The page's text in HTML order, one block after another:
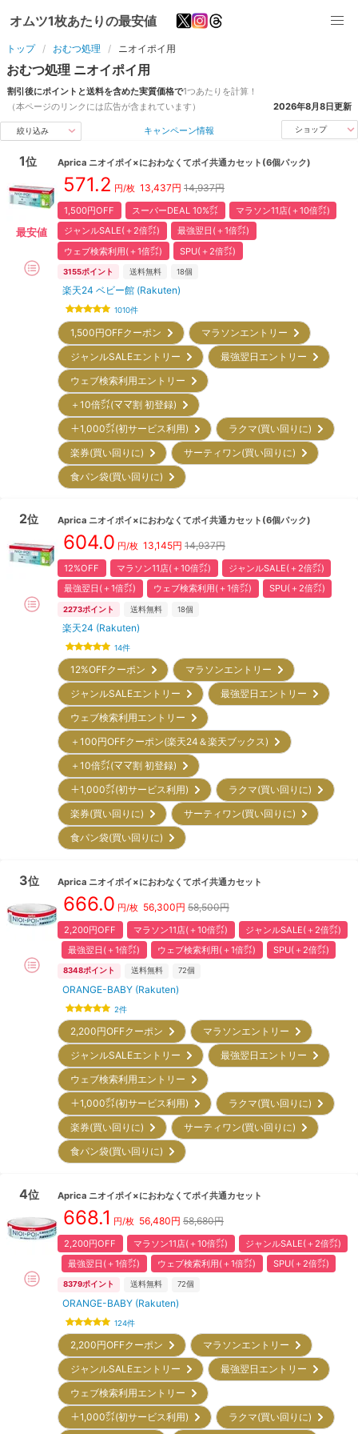
オムツ1枚あたりの最安値
トップ おむつ処理 ニオイポイ用
おむつ処理 ニオイポイ用
割引後にポイントと送料を含めた実質価格で1つあたりを計算！
（本ページのリンクには広告が含まれています）
2026年8月8日更新
絞り込み キャンペーン情報 ショップ
1位
最安値
Aprica ニオイポイ×におわなくてポイ共通カセット(6個パック)
571.2 円/枚 13,437円 14,937円
1,500円OFF スーパーDEAL 10%㌽
マラソン11店(＋10倍㌽)
ジャンルSALE(＋2倍㌽)
最強翌日(＋1倍㌽)
ウェブ検索利用(＋1倍㌽)
SPU(＋2倍㌽)
3155ポイント 送料無料 18個
楽天24 ベビー館 (Rakuten)
1010件
1,500円OFFクーポン
マラソンエントリー
ジャンルSALEエントリー
最強翌日エントリー
ウェブ検索利用エントリー
＋10倍㌽(ママ割 初登録)
＋1,000㌽(初サービス利用)
ラクマ(買い回りに)
楽券(買い回りに)
サーティワン(買い回りに)
食パン袋(買い回りに)
2位 Aprica ニオイポイ×におわなくてポイ共通カセット(6個パック)
604.0 円/枚 13,145円 14,937円
12%OFF マラソン11店(＋10倍㌽)
ジャンルSALE(＋2倍㌽)
最強翌日(＋1倍㌽)
ウェブ検索利用(＋1倍㌽) SPU(＋2倍㌽)
2273ポイント 送料無料 18個
楽天24 (Rakuten)
14件
12%OFFクーポン
マラソンエントリー
ジャンルSALEエントリー
最強翌日エントリー
ウェブ検索利用エントリー
＋100円OFFクーポン(楽天24＆楽天ブックス)
＋10倍㌽(ママ割 初登録)
＋1,000㌽(初サービス利用)
ラクマ(買い回りに)
楽券(買い回りに)
サーティワン(買い回りに)
食パン袋(買い回りに)
3位 Aprica ニオイポイ×におわなくてポイ共通カセット
666.0 円/枚 56,300円 58,500円
2,200円OFF マラソン11店(＋10倍㌽)
ジャンルSALE(＋2倍㌽)
最強翌日(＋1倍㌽)
ウェブ検索利用(＋1倍㌽) SPU(＋2倍㌽)
8348ポイント 送料無料 72個
ORANGE-BABY (Rakuten)
2件
2,200円OFFクーポン
マラソンエントリー
ジャンルSALEエントリー
最強翌日エントリー
ウェブ検索利用エントリー
＋1,000㌽(初サービス利用)
ラクマ(買い回りに)
楽券(買い回りに)
サーティワン(買い回りに)
食パン袋(買い回りに)
4位 Aprica ニオイポイ×におわなくてポイ共通カセット
668.1 円/枚 56,480円 58,680円
2,200円OFF マラソン11店(＋10倍㌽)
ジャンルSALE(＋2倍㌽)
最強翌日(＋1倍㌽)
ウェブ検索利用(＋1倍㌽) SPU(＋2倍㌽)
8379ポイント 送料無料 72個
ORANGE-BABY (Rakuten)
124件
2,200円OFFクーポン
マラソンエントリー
ジャンルSALEエントリー
最強翌日エントリー
ウェブ検索利用エントリー
＋1,000㌽(初サービス利用)
ラクマ(買い回りに)